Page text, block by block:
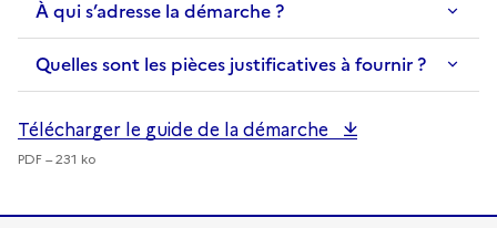
À qui s’adresse la démarche ?
Quelles sont les pièces justificatives à fournir ?
Télécharger le guide de la démarche
PDF – 231 ko